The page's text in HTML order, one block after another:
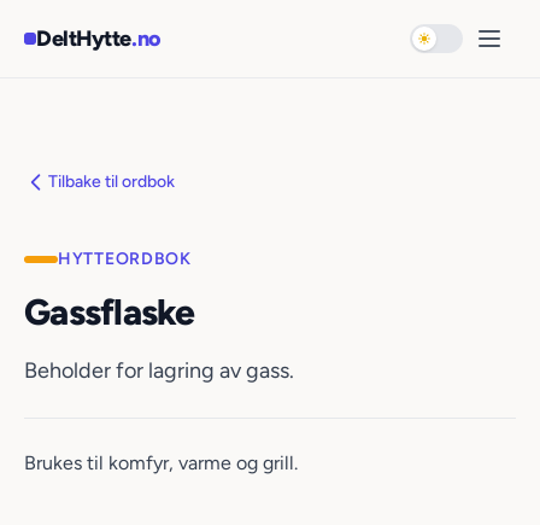
DeltHytte.no Bytt til mørk
Åpne
Tilbake til ordbok
HYTTEORDBOK
Gassflaske
Beholder for lagring av gass.
Brukes til komfyr, varme og grill.